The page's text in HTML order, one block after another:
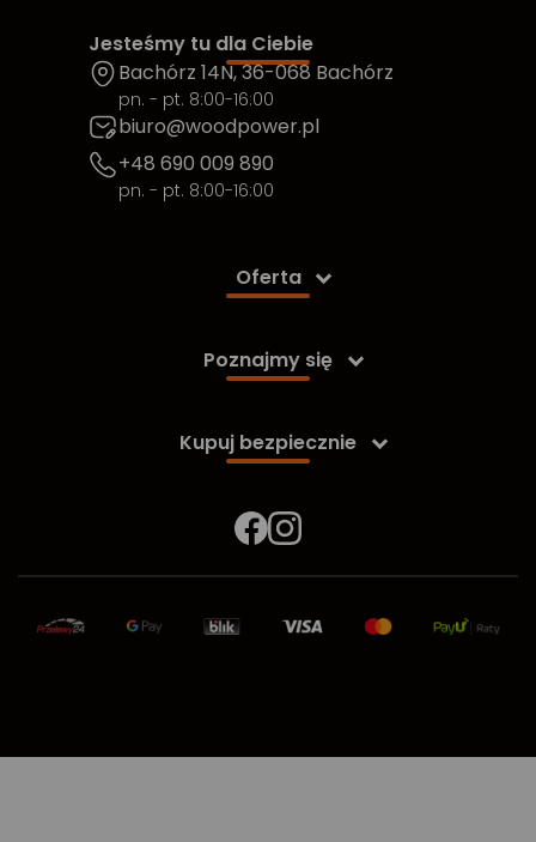
Jesteśmy tu dla Ciebie
Bachórz 14N, 36-068 Bachórz
pn. - pt. 8:00-16:00
biuro@woodpower.pl
+48 690 009 890
pn. - pt. 8:00-16:00
Oferta 
Poznajmy się 
Kupuj bezpiecznie 